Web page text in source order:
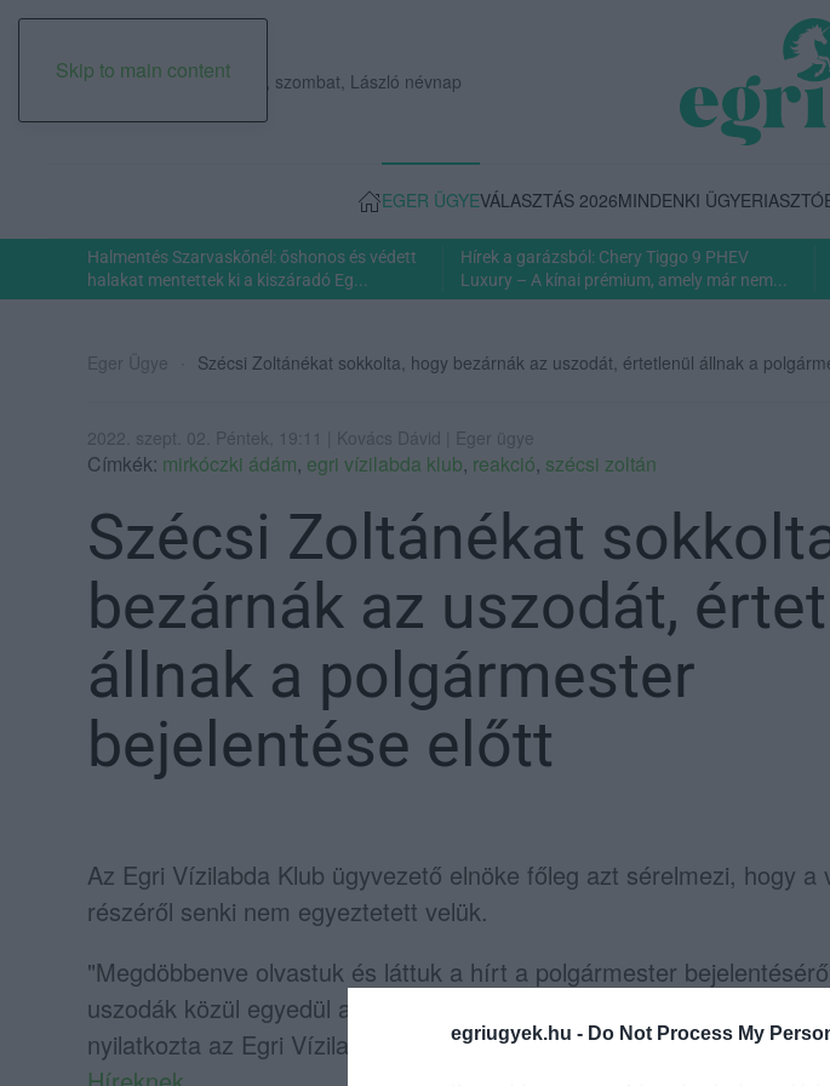
egriugyek.hu - Do Not Process My
Skip to main content
2026. augusztus 08., szombat, László névnap
EGER ÜGYEVÁLASZTÁS 2026MINDENKI ÜGYERIASZTÓ
Halmentés Szarvaskőnél: őshonos és védett
halakat mentettek ki a kiszáradó Eg...
Hírek a garázsból: Chery Tiggo 9 PHEV
Luxury – A kínai prémium, amely már nem...
Eger Ügye Szécsi Zoltánékat sokkolta, hogy bezárnák az uszodát, értetlenül állnak a
2022. szept. 02. Péntek, 19:11 | Kovács Dávid | Eger ügye
Címkék: mirkóczki ádám, egri vízilabda klub, reakció, szécsi zoltán
Szécsi Zoltánékat
bezárnák az uszodát,
állnak a polgármester
bejelentése előtt
Az Egri Vízilabda Klub ügyvezető elnöke főleg azt sérelmezi, hogy a
részéről senki nem egyeztetett velük.
"Megdöbbenve olvastuk és láttuk a hírt a polgármester
uszodák közül egyedül a Bárányt szeretné biztosítani az egri
nyilatkozta az Egri Vízilabda Klub nevébenSzécsi Zoltán